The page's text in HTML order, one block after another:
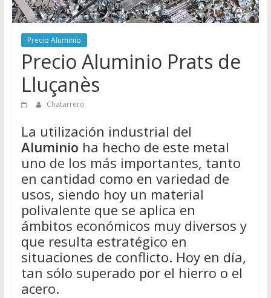
Chatarreros
para
vender
Chatarra
Precio Aluminio
Precio Aluminio Prats de
Lluçanès
Chatarrero
La utilización industrial del
Aluminio ha hecho de este metal
uno de los más importantes, tanto
en cantidad como en variedad de
usos, siendo hoy un material
polivalente que se aplica en
ámbitos económicos muy diversos y
que resulta estratégico en
situaciones de conflicto. Hoy en día,
tan sólo superado por el hierro o el
acero.